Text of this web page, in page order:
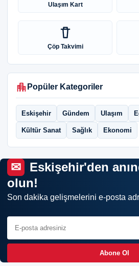
Ulaşım Kart
Çöp Takvimi
Popüler Kategoriler
Eskişehir Gündem Ulaşım
Kültür Sanat Sağlık Ekonomi
Eskişehir'den
olun!
Son dakika gelişmelerini e-posta
Abone Ol